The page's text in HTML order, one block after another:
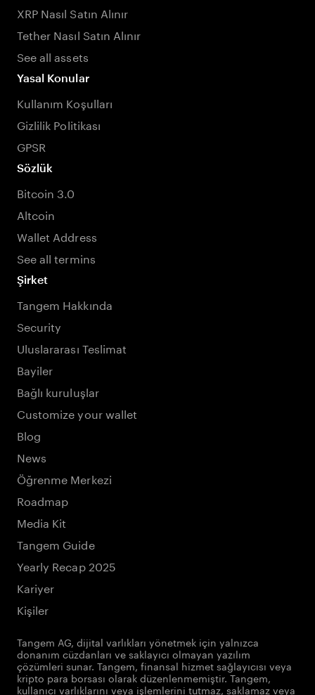
XRP Nasıl Satın Alınır
Tether Nasıl Satın Alınır
See all assets
Yasal Konular
Kullanım Koşulları
Gizlilik Politikası
GPSR
Sözlük
Bitcoin 3.0
Altcoin
Wallet Address
See all termins
Şirket
Tangem Hakkında
Security
Uluslararası Teslimat
Bayiler
Bağlı kuruluşlar
Customize your wallet
Blog
News
Öğrenme Merkezi
Roadmap
Media Kit
Tangem Guide
Yearly Recap 2025
Kariyer
Kişiler
Tangem AG, dijital varlıkları yönetmek için yalnızca
donanım cüzdanları ve saklayıcı olmayan yazılım
çözümleri sunar. Tangem, finansal hizmet sağlayıcısı veya
kripto para borsası olarak düzenlenmemiştir. Tangem,
kullanıcı varlıklarını veya işlemlerini tutmaz, saklamaz veya